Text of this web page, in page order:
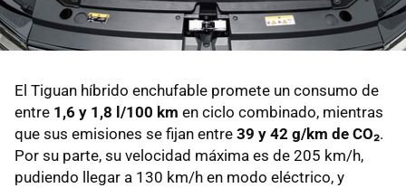
El Tiguan híbrido enchufable promete un consumo de
entre 1,6 y 1,8 l/100 km en ciclo combinado, mientras
que sus emisiones se fijan entre 39 y 42 g/km de CO₂.
Por su parte, su velocidad máxima es de 205 km/h,
pudiendo llegar a 130 km/h en modo eléctrico, y